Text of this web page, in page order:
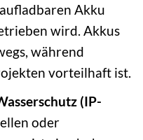
Akku
wird. Akkus
während
vorteilhaft ist.
(IP-
oder